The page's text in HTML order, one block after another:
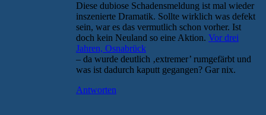
Diese dubiose Schadensmeldung ist mal wieder
inszenierte Dramatik. Sollte wirklich was defekt
sein, war es das vermutlich schon vorher. Ist
doch kein Neuland so eine Aktion. Vor drei
Jahren, Osnabrück
– da wurde deutlich ‚extremer’ rumgefärbt und
was ist dadurch kaputt gegangen? Gar nix.
Antworten